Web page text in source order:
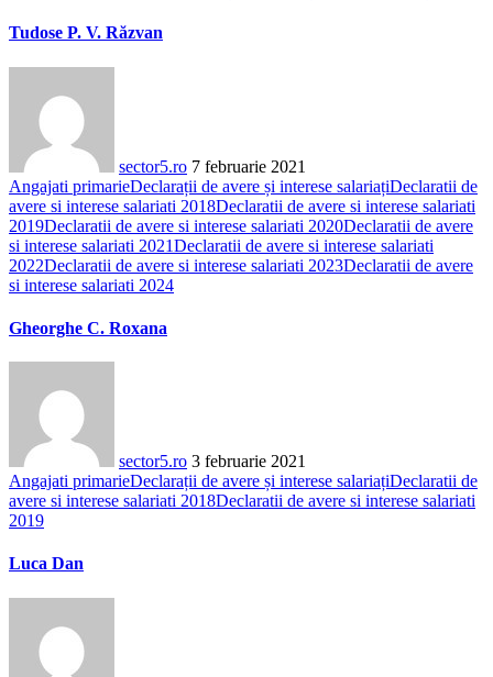
Tudose P. V. Răzvan
sector5.ro 7 februarie 2021
Angajati primarieDeclarații de avere și interese salariațiDeclaratii de
avere si interese salariati 2018Declaratii de avere si interese salariati
2019Declaratii de avere si interese salariati 2020Declaratii de avere
si interese salariati 2021Declaratii de avere si interese salariati
2022Declaratii de avere si interese salariati 2023Declaratii de avere
si interese salariati 2024
Gheorghe C. Roxana
sector5.ro 3 februarie 2021
Angajati primarieDeclarații de avere și interese salariațiDeclaratii de
avere si interese salariati 2018Declaratii de avere si interese salariati
2019
Luca Dan